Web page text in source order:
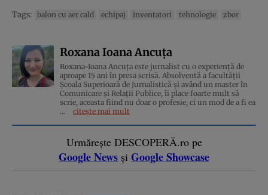
Tags: balon cu aer cald echipaj inventatori tehnologie zbor
Roxana Ioana Ancuța
Roxana-Ioana Ancuța este jurnalist cu o experiență de
aproape 15 ani în presa scrisă. Absolventă a facultății
Școala Superioară de Jurnalistică și având un master în
Comunicare și Relații Publice, îi place foarte mult să
scrie, aceasta fiind nu doar o profesie, ci un mod de a fi ea
...
citește mai mult
Urmărește DESCOPERĂ.ro pe
Google News și Google Showcase